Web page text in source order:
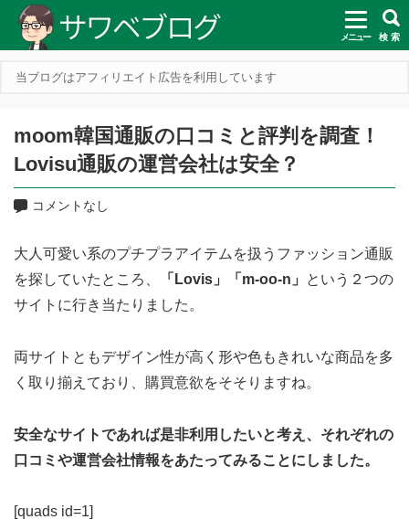
メニュー 検 索
当ブログはアフィリエイト広告を利用しています
moom韓国通販の口コミと評判を調査！
Lovisu通販の運営会社は安全？
コメントなし
大人可愛い系のプチプラアイテムを扱うファッション通販
を探していたところ、
「Lovis」「m-oo-n」
という２つの
サイトに行き当たりました。
両サイトともデザイン性が高く形や色もきれいな商品を多
く取り揃えており、購買意欲をそそりますね。
安全なサイトであれば是非利用したいと考え、それぞれの
口コミや運営会社情報をあたってみることにしました。
[quads id=1]